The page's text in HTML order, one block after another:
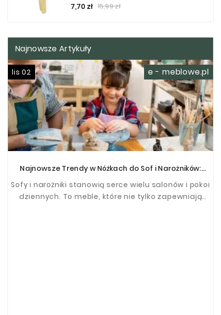
7,70 zł 15,99 złCena
Cena
Najnowsze Artykuły
lis 02 e - meblowe.pl
Najnowsze Trendy w Nóżkach do Sof i Narożników:
Sofy i narożniki stanowią serce wielu salonów i pokoi
dziennych. To meble, które nie tylko zapewniają